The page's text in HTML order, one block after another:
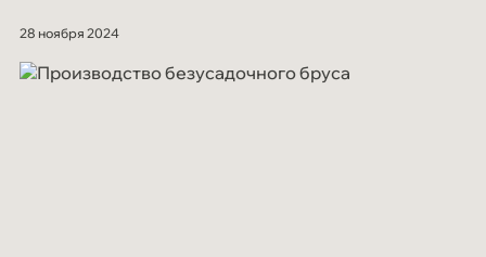
28 ноября 2024